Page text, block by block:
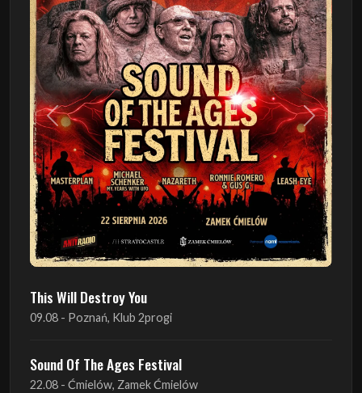
Poprzedni Następny
This Will Destroy You
09.08 - Poznań, Klub 2progi
Sound Of The Ages Festival
22.08 - Ćmielów, Zamek Ćmielów